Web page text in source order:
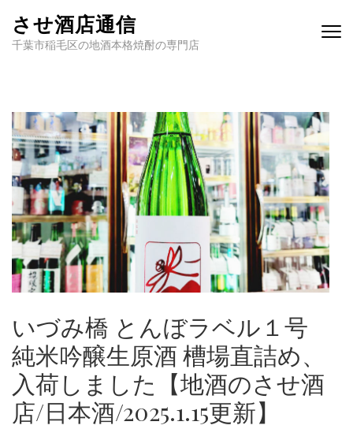
させ酒店通信
千葉市稲毛区の地酒本格焼酎の専門店
いづみ橋 とんぼラベル１号
純米吟醸生原酒 槽場直詰め、
入荷しました【地酒のさせ酒
店/日本酒/2025.1.15更新】